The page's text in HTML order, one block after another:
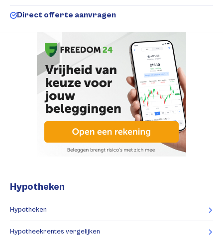
Direct offerte aanvragen
Hypotheken
Hypotheken
Hypotheekrentes vergelijken